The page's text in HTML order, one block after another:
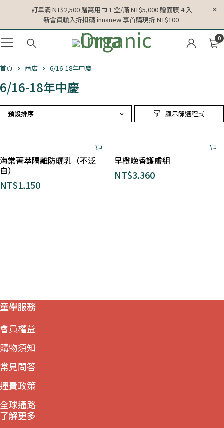
訂單滿 NT$2,500 贈萬用巾 1 盒/滿 NT$5,000 贈面膜 4 入
新會員輸入折扣碼 innanew 享首購現折 NT$100
0
首頁 商店 6/16-18年中慶
6/16-18年中慶
預設排序
海棠菁萃隔離防曬乳（不泛
白）
NT$1,150
早橙晚香護膚組
NT$3,360
童學服務
會員權益
購物須知
常見問答
運費政策
全球通路
了解更多